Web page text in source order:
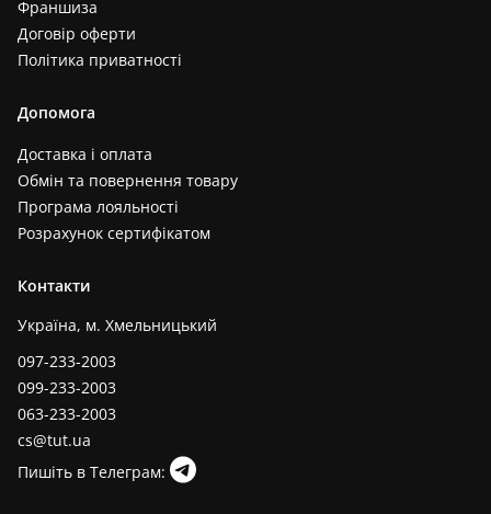
Франшиза
Договір оферти
Політика приватності
Допомога
Доставка і оплата
Обмін та повернення товару
Програма лояльності
Розрахунок сертифікатом
Контакти
Україна, м. Хмельницький
097-233-2003
099-233-2003
063-233-2003
cs@tut.ua
Пишіть в Телеграм: